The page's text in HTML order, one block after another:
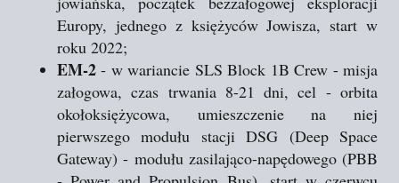
Europy, jednego z księżyców Jowisza, start w
roku 2022;
EM-2 - w wariancie SLS Block 1B Crew - misja
załogowa, czas trwania 8-21 dni, cel - orbita
okołoksiężycowa, umieszczenie na niej
pierwszego modułu stacji DSG (Deep Space
Gateway) - modułu zasilająco-napędowego (PBB